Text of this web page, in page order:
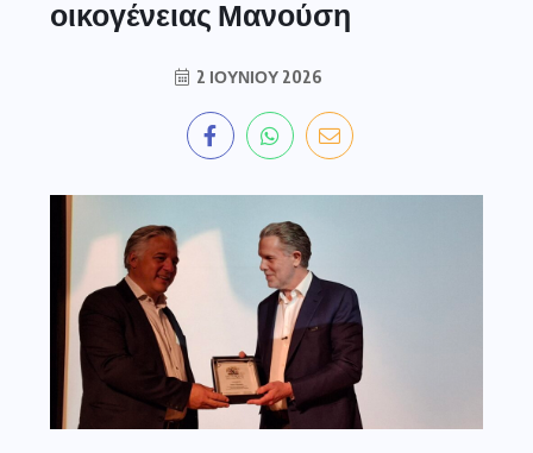
οικογένειας Μανούση
2 ΙΟΥΝΊΟΥ 2026